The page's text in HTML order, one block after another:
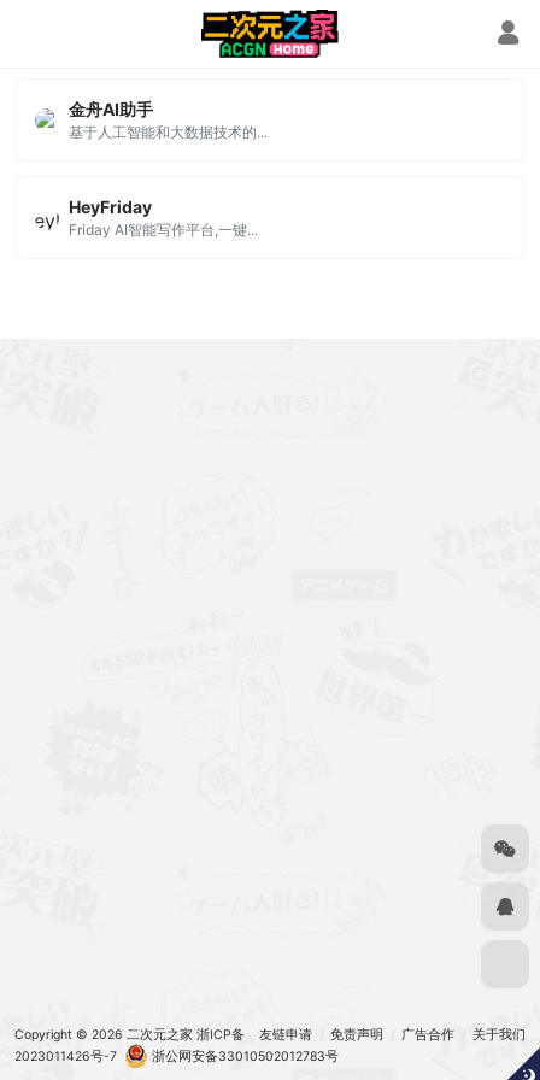
金舟AI助手
基于人工智能和大数据技术的...
HeyFriday
Friday AI智能写作平台,一键...
友链申请 免责声明 广告合作 关于我们
Copyright © 2026 二次元之家 浙ICP备
2023011426号-7
浙公网安备33010502012783号